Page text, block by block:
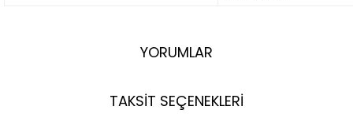
YORUMLAR
TAKSİT SEÇENEKLERİ